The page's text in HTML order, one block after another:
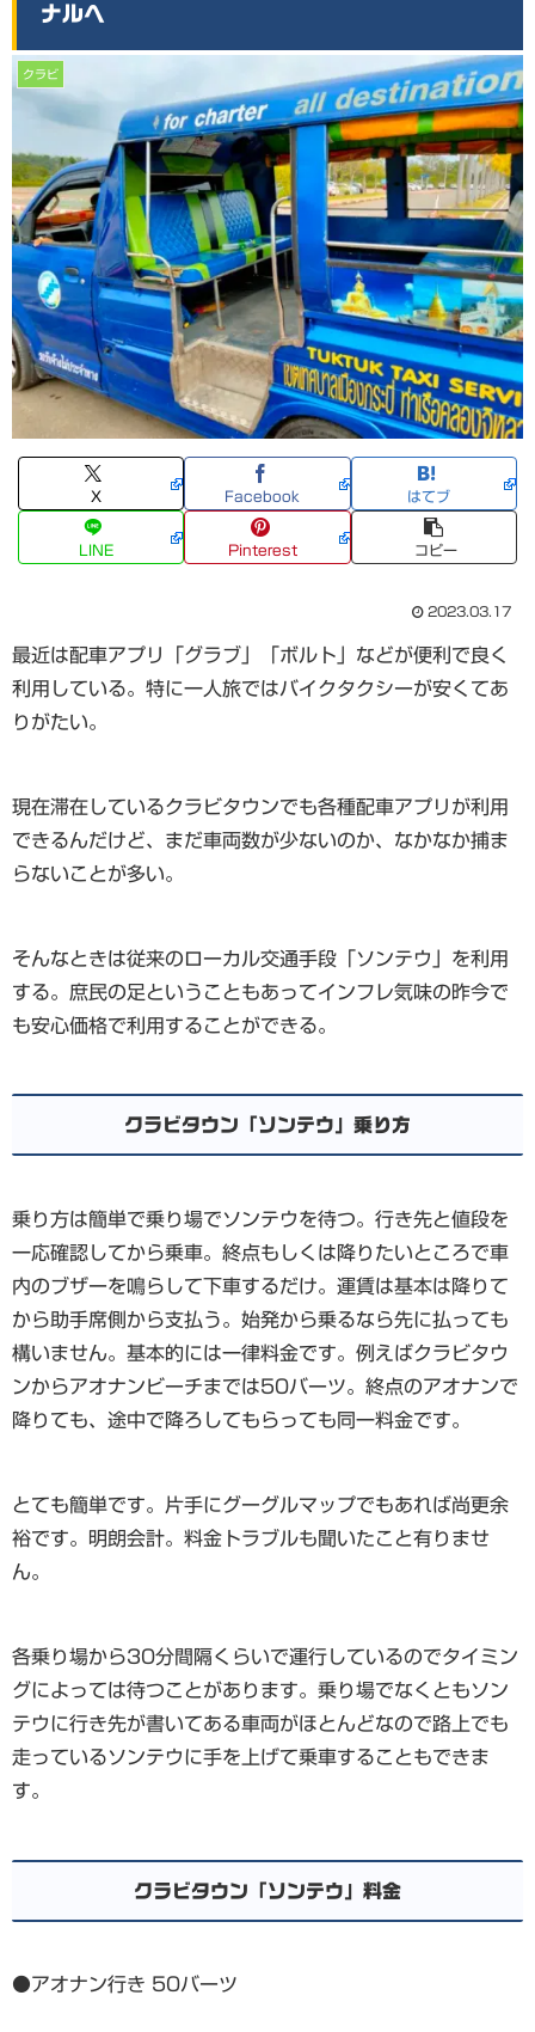
ナルへ
クラビ
X Facebook はてブ
LINE Pinterest コピー
2023.03.17
最近は配車アプリ「グラブ」「ボルト」などが便利で良く
利用している。特に一人旅ではバイクタクシーが安くてあ
りがたい。
現在滞在しているクラビタウンでも各種配車アプリが利用
できるんだけど、まだ車両数が少ないのか、なかなか捕ま
らないことが多い。
そんなときは従来のローカル交通手段「ソンテウ」を利用
する。庶民の足ということもあってインフレ気味の昨今で
も安心価格で利用することができる。
クラビタウン「ソンテウ」乗り方
乗り方は簡単で乗り場でソンテウを待つ。行き先と値段を
一応確認してから乗車。終点もしくは降りたいところで車
内のブザーを鳴らして下車するだけ。運賃は基本は降りて
から助手席側から支払う。始発から乗るなら先に払っても
構いません。基本的には一律料金です。例えばクラビタウ
ンからアオナンビーチまでは50バーツ。終点のアオナンで
降りても、途中で降ろしてもらっても同一料金です。
とても簡単です。片手にグーグルマップでもあれば尚更余
裕です。明朗会計。料金トラブルも聞いたこと有りませ
ん。
各乗り場から30分間隔くらいで運行しているのでタイミン
グによっては待つことがあります。乗り場でなくともソン
テウに行き先が書いてある車両がほとんどなので路上でも
走っているソンテウに手を上げて乗車することもできま
す。
クラビタウン「ソンテウ」料金
●アオナン行き 50バーツ